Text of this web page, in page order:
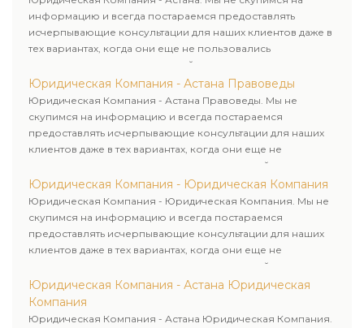
информацию и всегда постараемся предоставлять
исчерпывающие консультации для наших клиентов даже в
тех вариантах, когда они еще не пользовались
юридическими услугами нашей компании.
Юридическая Компания - Астана Правоведы
Юридическая Компания - Астана Правоведы. Мы не
скупимся на информацию и всегда постараемся
предоставлять исчерпывающие консультации для наших
клиентов даже в тех вариантах, когда они еще не
пользовались юридическими услугами нашей компании.
Юридическая Компания - Юридическая Компания
Юридическая Компания - Юридическая Компания. Мы не
скупимся на информацию и всегда постараемся
предоставлять исчерпывающие консультации для наших
клиентов даже в тех вариантах, когда они еще не
пользовались юридическими услугами нашей компании.
Юридическая Компания - Астана Юридическая
Компания
Юридическая Компания - Астана Юридическая Компания.